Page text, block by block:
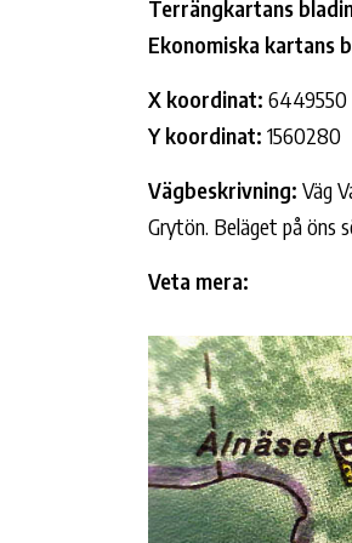
Terrängkartans
Ekonomiska kartans
X koordinat: 6449550
Y koordinat: 1560280
Vägbeskrivning: Väg
Grytön. Beläget på öns
Veta mera: